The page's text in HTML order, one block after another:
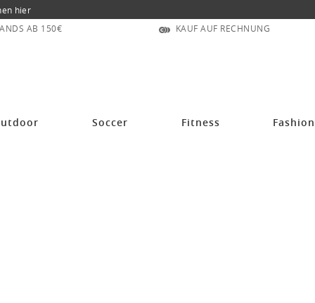
hier
AB 150€
KAUF AUF RECHNUNG
Soccer Fitness Fashion